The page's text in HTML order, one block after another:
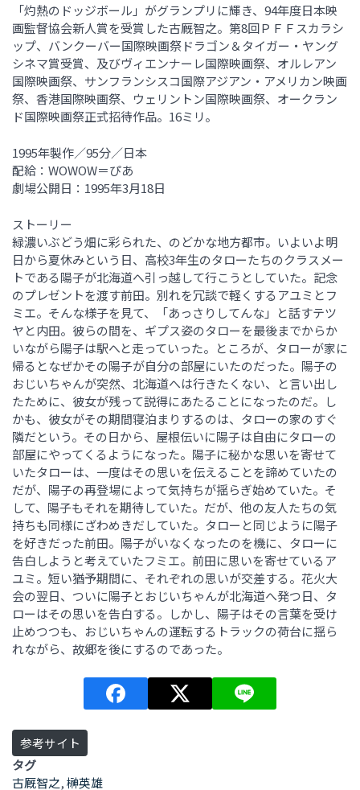
「灼熱のドッジボール」がグランプリに輝き、94年度日本映
画監督協会新人賞を受賞した古厩智之。第8回ＰＦＦスカラシ
ップ、バンクーバー国際映画祭ドラゴン＆タイガー・ヤング
シネマ賞受賞、及びヴィエンナーレ国際映画祭、オルレアン
国際映画祭、サンフランシスコ国際アジアン・アメリカン映画
祭、香港国際映画祭、ウェリントン国際映画祭、オークラン
ド国際映画祭正式招待作品。16ミリ。
1995年製作／95分／日本
配給：WOWOW＝ぴあ
劇場公開日：1995年3月18日
ストーリー
緑濃いぶどう畑に彩られた、のどかな地方都市。いよいよ明
日から夏休みという日、高校3年生のタローたちのクラスメー
トである陽子が北海道へ引っ越して行こうとしていた。記念
のプレゼントを渡す前田。別れを冗談で軽くするアユミとフ
ミエ。そんな様子を見て、「あっさりしてんな」と話すテツ
ヤと内田。彼らの間を、ギプス姿のタローを最後までからか
いながら陽子は駅へと走っていった。ところが、タローが家に
帰るとなぜかその陽子が自分の部屋にいたのだった。陽子の
おじいちゃんが突然、北海道へは行きたくない、と言い出し
たために、彼女が残って説得にあたることになったのだ。し
かも、彼女がその期間寝泊まりするのは、タローの家のすぐ
隣だという。その日から、屋根伝いに陽子は自由にタローの
部屋にやってくるようになった。陽子に秘かな思いを寄せて
いたタローは、一度はその思いを伝えることを諦めていたの
だが、陽子の再登場によって気持ちが揺らぎ始めていた。そ
して、陽子もそれを期待していた。だが、他の友人たちの気
持ちも同様にざわめきだしていた。タローと同じように陽子
を好きだった前田。陽子がいなくなったのを機に、タローに
告白しようと考えていたフミエ。前田に思いを寄せているア
ユミ。短い猶予期間に、それぞれの思いが交差する。花火大
会の翌日、ついに陽子とおじいちゃんが北海道へ発つ日、タ
ローはその思いを告白する。しかし、陽子はその言葉を受け
止めつつも、おじいちゃんの運転するトラックの荷台に揺ら
れながら、故郷を後にするのであった。
参考サイト
タグ
古厩智之,榊英雄